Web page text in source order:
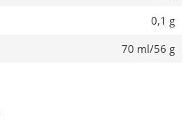
0,1 g
70 ml/56 g